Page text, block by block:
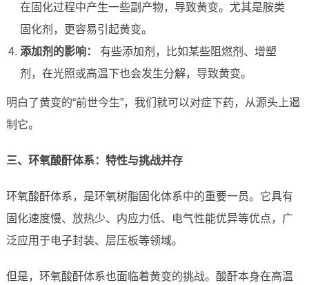
在固化过程中产生一些副产物，导致黄变。尤其是胺类
固化剂，更容易引起黄变。
添加剂的影响：
有些添加剂，比如某些阻燃剂、增塑
剂，在光照或高温下也会发生分解，导致黄变。
明白了黄变的“前世今生”，我们就可以对症下药，从源头上遏
制它。
三、环氧酸酐体系：特性与挑战并存
环氧酸酐体系，是环氧树脂固化体系中的重要一员。它具有
固化速度慢、放热少、内应力低、电气性能优异等优点，广
泛应用于电子封装、层压板等领域。
但是，环氧酸酐体系也面临着黄变的挑战。酸酐本身在高温